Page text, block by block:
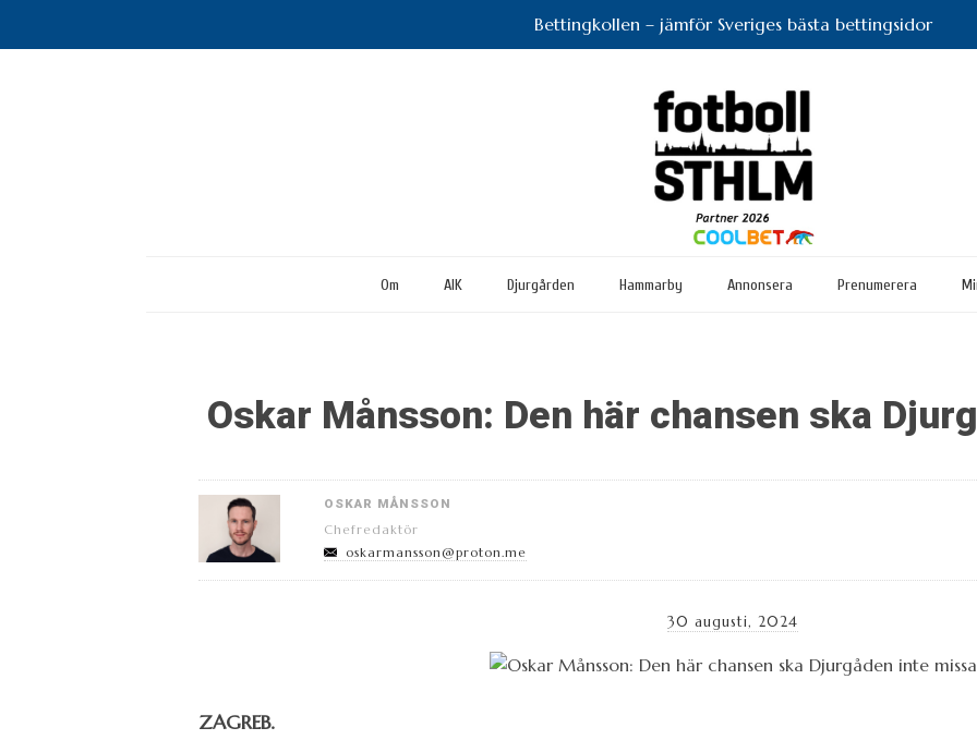
Bettingkollen – jämför Sveriges bästa bettingsidor
Om AIK Djurgården Hammarby Annonsera Prenumerera
Oskar Månsson: Den här chansen ska
OSKAR MÅNSSON
Chefredaktör
oskarmansson@proton.me
30 augusti, 2024
ZAGREB.